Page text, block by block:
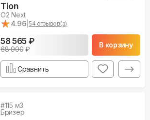
Tion
O2 Next
★
★4.96 |54 отзывов(а)
58 565 ₽
68 900₽
В корзину
Сравнить
#115 м3
Бризер